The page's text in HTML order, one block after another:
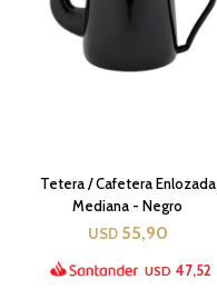
Tetera / Cafetera Enlozada
Mediana - Negro
USD 55,90
USD 47,52